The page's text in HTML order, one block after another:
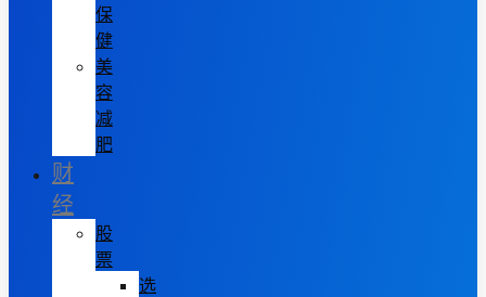
保
健
美
容
减
肥
财
经
股
票
选